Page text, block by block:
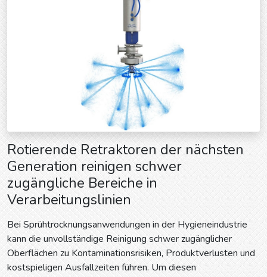
Rotierende Retraktoren der nächsten
Generation reinigen schwer
zugängliche Bereiche in
Verarbeitungslinien
Bei Sprühtrocknungsanwendungen in der Hygieneindustrie
kann die unvollständige Reinigung schwer zugänglicher
Oberflächen zu Kontaminationsrisiken, Produktverlusten und
kostspieligen Ausfallzeiten führen. Um diesen